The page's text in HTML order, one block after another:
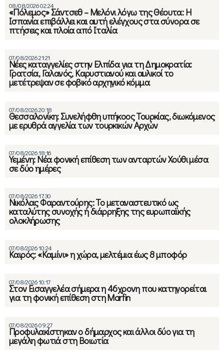
08/08/2026 02:24
«Πόλεμος» Σάντσεθ – Μελόνι λόγω της Θέουτα: Η
Ισπανία επιβάλλει και αυτή ελέγχους στα σύνορα σε
πτήσεις και πλοία από Ιταλία
07/08/2026 21:21
Νέες καταγγελίες στην Ελπίδα για τη Δημοκρατία:
Γρατσία, Γαλανός, Καρυστιανού και αυλικοί το
μετέτρεψαν σε φοβικό αρχηγικό κόμμα
07/08/2026 20:18
Θεσσαλονίκη: Συνελήφθη υπήκοος Τουρκίας, διωκόμενος
με ερυθρά αγγελία των τουρκικών Αρχών
07/08/2026 18:16
Υεμένη: Νέα φονική επίθεση των ανταρτών Χούθι μέσα
σε δύο ημέρες
07/08/2026 17:30
Νικόλας Φαραντούρης: Το μεταναστευτικό ως
καταλύτης συνοχής ή διάρρηξης της ευρωπαϊκής
ολοκλήρωσης
07/08/2026 10:24
Καιρός: «Καμίνι» η χώρα, μελτέμια έως 8 μποφόρ
07/08/2026 10:17
Στον Εισαγγελέα σήμερα η 46χρονη που κατηγορείται
για τη φονική επίθεση στη Marfin
07/08/2026 09:27
Προφυλακίστηκαν ο δήμαρχος και άλλοι δύο για τη
μεγάλη φωτιά στη Βοιωτία